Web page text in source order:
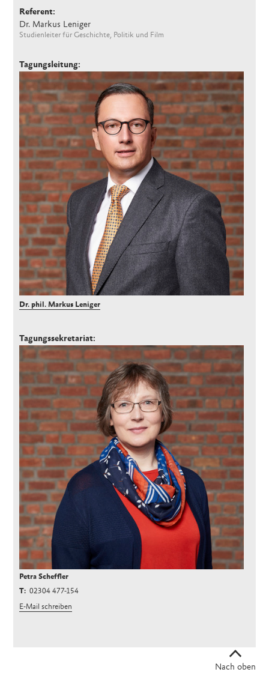
Referent:
Dr. Markus Leniger
Studienleiter für Geschichte, Politik und Film
Tagungsleitung:
Dr. phil. Markus Leniger
Tagungssekretariat:
Petra Scheffler
02304 477-154
E-Mail schreiben
Nach oben